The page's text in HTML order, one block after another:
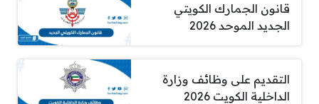
قانون الجمارك الكويتي
الجديد الموحد 2026
التقديم على وظائف وزارة
الداخلية الكويت 2026